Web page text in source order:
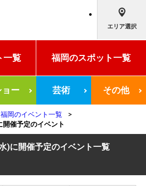
エリア選択
一覧 福岡のスポット一覧
ョー 芸術 その他
福岡のイベント一覧
催予定のイベント
)に開催予定のイベント一覧